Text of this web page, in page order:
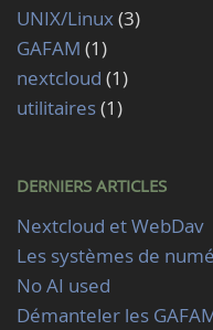
UNIX/Linux (3)
GAFAM (1)
nextcloud (1)
utilitaires(1)
DERNIERS ARTICLES
Nextcloud et WebDav
Les systèmes de
No AI used
Démanteler les